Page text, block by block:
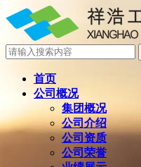
首页
公司概况
集团概况
公司介绍
公司资质
公司荣誉